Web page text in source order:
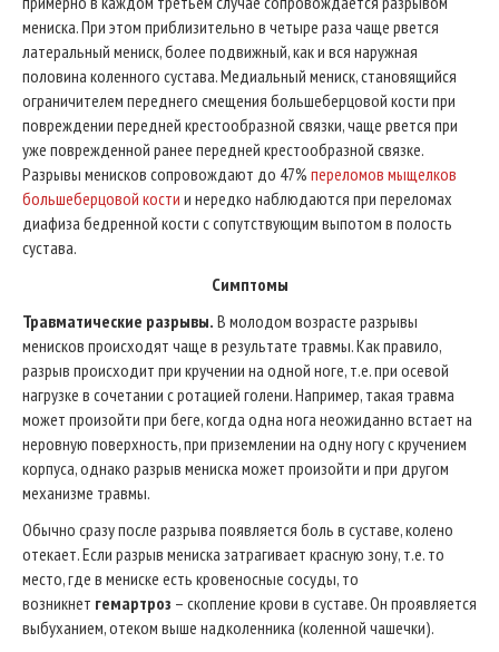
мениска. При этом приблизительно в четыре раза чаще рвется
латеральный мениск, более подвижный, как и вся наружная
половина коленного сустава. Медиальный мениск, становящийся
ограничителем переднего смещения большеберцовой кости при
повреждении передней крестообразной связки, чаще рвется при
уже поврежденной ранее передней крестообразной связке.
Разрывы менисков сопровождают до 47% переломов мыщелков
большеберцовой кости и нередко наблюдаются при переломах
диафиза бедренной кости с сопутствующим выпотом в полость
сустава.
Симптомы
Травматические разрывы. В молодом возрасте разрывы
менисков происходят чаще в результате травмы. Как правило,
разрыв происходит при кручении на одной ноге, т.е. при осевой
нагрузке в сочетании с ротацией голени. Например, такая травма
может произойти при беге, когда одна нога неожиданно встает на
неровную поверхность, при приземлении на одну ногу с кручением
корпуса, однако разрыв мениска может произойти и при другом
механизме травмы.
Обычно сразу после разрыва появляется боль в суставе, колено
отекает. Если разрыв мениска затрагивает красную зону, т.е. то
место, где в мениске есть кровеносные сосуды, то
возникнет гемартроз – скопление крови в суставе. Он проявляется
выбуханием, отеком выше надколенника (коленной чашечки).